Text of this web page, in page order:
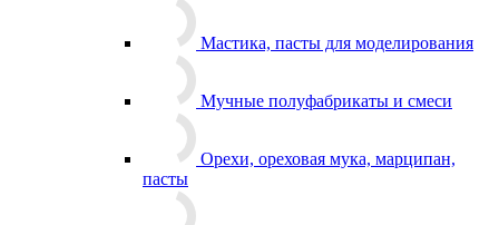
Мастика, пасты для моделирования
Мучные полуфабрикаты и смеси
Орехи, ореховая мука, марципан,
пасты